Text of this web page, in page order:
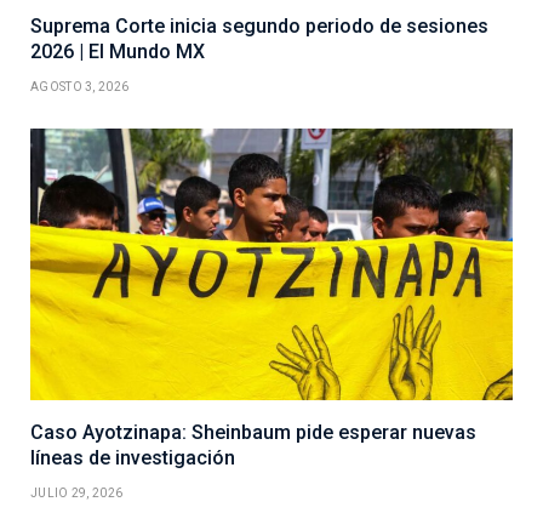
Suprema Corte inicia segundo periodo de sesiones
2026 | El Mundo MX
AGOSTO 3, 2026
Caso Ayotzinapa: Sheinbaum pide esperar nuevas
líneas de investigación
JULIO 29, 2026